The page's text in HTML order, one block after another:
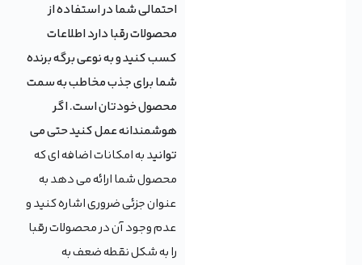
احتمالی شما در استفاده از
محصولات رقبا دارد اطلاعات
کسب کنید و به نوعی برگه برنده
شما برای جذب مخاطب به سمت
محصول خودتان است. اگر
هوشمندانه عمل کنید حتی می
توانید به امکانات اضافه ای که
محصول شما ارائه می دهد به
عنوان جزئی ضروری اشاره کنید و
عدم وجود آن در محصولات رقبا
را به شکل نقطه ضعف به